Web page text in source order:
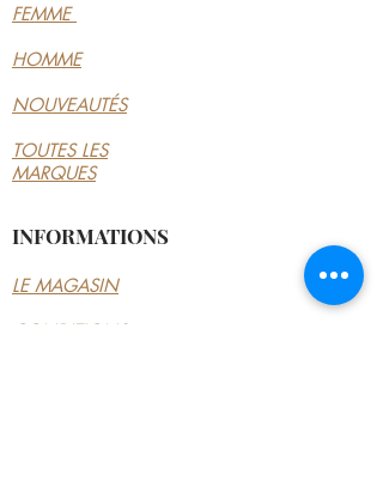
FEMME
HOMME
NOUVEAUTÉS
TOUTES LES
MARQUES
INFORMATIONS
LE MAGASIN
CONDITIONS